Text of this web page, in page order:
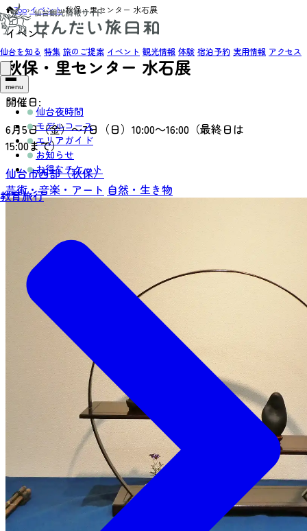
仙台を知る 特集 旅のご提案 イベント 観光情報 体験 宿泊予約 実用情報 アクセス
menu
仙台夜時間
モデルコース
エリアガイド
お知らせ
お得なチケット
教育旅行
Top›イベント›秋保・里センター 水石展
イベント
秋保・里センター 水石展
開催日:
6月5日（金）～7日（日）10:00～16:00（最終日は
15:00まで）
仙台市西部（秋保）
芸術・音楽・アート 自然・生き物